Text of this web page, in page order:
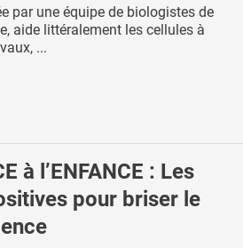
par une équipe de biologistes de
aide littéralement les cellules à
...
à l’ENFANCE : Les
pour briser le